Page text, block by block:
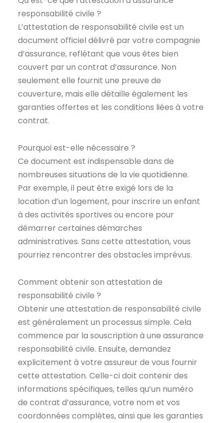
responsabilité civile ?
L’attestation de responsabilité civile est un
document officiel délivré par votre compagnie
d’assurance, reflétant que vous êtes bien
couvert par un contrat d’assurance. Non
seulement elle fournit une preuve de
couverture, mais elle détaille également les
garanties offertes et les conditions liées à votre
contrat.
Pourquoi est-elle nécessaire ?
Ce document est indispensable dans de
nombreuses situations de la vie quotidienne.
Par exemple, il peut être exigé lors de la
location d’un logement, pour inscrire un enfant
à des activités sportives ou encore pour
démarrer certaines démarches
administratives. Sans cette attestation, vous
pourriez rencontrer des obstacles imprévus.
Comment obtenir son attestation de
responsabilité civile ?
Obtenir une attestation de responsabilité civile
est généralement un processus simple. Cela
commence par la souscription à une assurance
responsabilité civile. Ensuite, demandez
explicitement à votre assureur de vous fournir
cette attestation. Celle-ci doit contenir des
informations spécifiques, telles qu’un numéro
de contrat d’assurance, votre nom et vos
coordonnées complètes, ainsi que les garanties